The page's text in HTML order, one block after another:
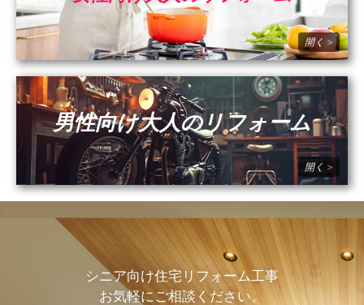
男性向け大人のリフォーム
シニア向け住宅リフォーム工事
お気軽にご相談ください。